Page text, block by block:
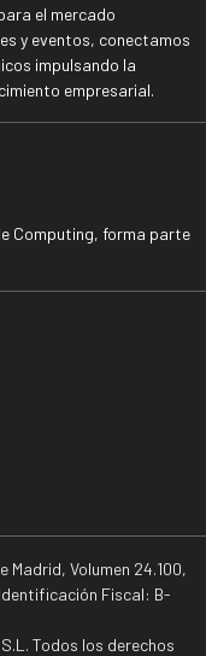
el mercado
y eventos, conectamos
impulsando la
empresarial.
Computing, forma parte
Madrid, Volumen 24.100,
Fiscal: B-
Todos los derechos